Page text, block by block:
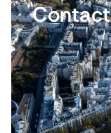
Contact